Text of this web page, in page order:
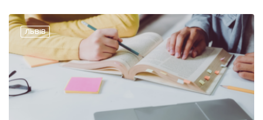
ЛЬВІВ